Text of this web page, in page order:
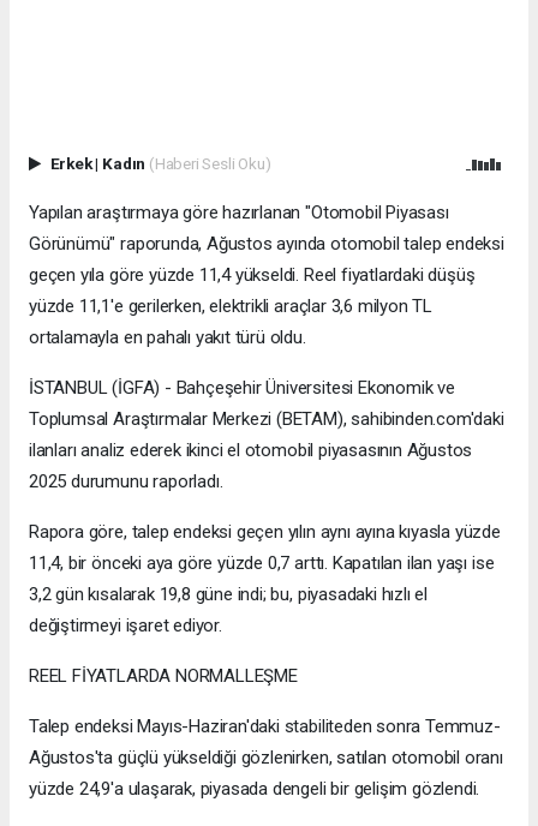
Erkek| Kadın (Haberi Sesli Oku)
Yapılan araştırmaya göre hazırlanan "Otomobil Piyasası
Görünümü" raporunda, Ağustos ayında otomobil talep endeksi
geçen yıla göre yüzde 11,4 yükseldi. Reel fiyatlardaki düşüş
yüzde 11,1'e gerilerken, elektrikli araçlar 3,6 milyon TL
ortalamayla en pahalı yakıt türü oldu.
İSTANBUL (İGFA) - Bahçeşehir Üniversitesi Ekonomik ve
Toplumsal Araştırmalar Merkezi (BETAM), sahibinden.com'daki
ilanları analiz ederek ikinci el otomobil piyasasının Ağustos
2025 durumunu raporladı.
Rapora göre, talep endeksi geçen yılın aynı ayına kıyasla yüzde
11,4, bir önceki aya göre yüzde 0,7 arttı. Kapatılan ilan yaşı ise
3,2 gün kısalarak 19,8 güne indi; bu, piyasadaki hızlı el
değiştirmeyi işaret ediyor.
REEL FİYATLARDA NORMALLEŞME
Talep endeksi Mayıs-Haziran'daki stabiliteden sonra Temmuz-
Ağustos'ta güçlü yükseldiği gözlenirken, satılan otomobil oranı
yüzde 24,9'a ulaşarak, piyasada dengeli bir gelişim gözlendi.